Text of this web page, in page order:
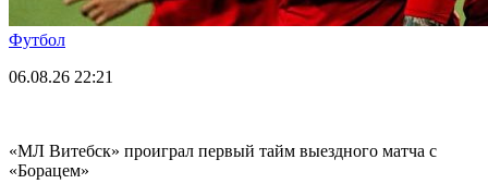
Футбол
06.08.26 22:21
«МЛ Витебск» проиграл первый тайм выездного матча с
«Борацем»